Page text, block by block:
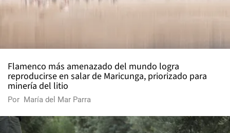
Flamenco más amenazado del mundo logra
reproducirse en salar de Maricunga, priorizado para
minería del litio
Por María del Mar Parra